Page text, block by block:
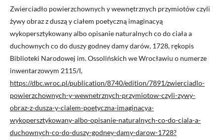
Zwierciadło powierzchownych y wewnętrznych przymiotów czyli
żywy obraz z duszą y ciałem poetyczną imaginacyą
wykopersztykowany albo opisanie naturalnych co do ciała a
duchownych co do duszy godney damy darów, 1728, rękopis
Biblioteki Narodowej im. Ossolińskich we Wrocławiu o numerze
inwentarzowym 2115/I,
https://dbc.wroc.pl/publication/8740/edition/7891/zwierciadlo-
powierzchownych-y-wewnetrznych-przymiotow-czyli-zywy-
obraz-z-dusza-y-cialem-poetyczna-imaginacya-
wykopersztykowany-albo-opisanie-naturalnych-co-do-ciala-a-
duchownych-co-do-duszy-godney-damy-darow-1728?